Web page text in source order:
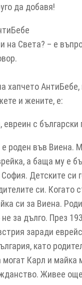
да добавя!
на Света? – е
хапчетo
и жените, е:
с български
роден във Виена.
а баща му е
Детските си
си. Когато
си за Виена.
за дълго. През
заради
като
могат Карл и майка
Живее